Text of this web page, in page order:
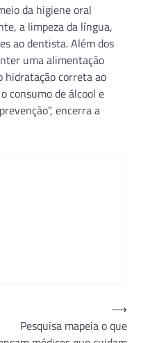
da higiene oral
a limpeza da língua,
ao dentista. Além dos
uma alimentação
hidratação correta ao
consumo de álcool e
encerra a
Pesquisa mapeia o que
⟶